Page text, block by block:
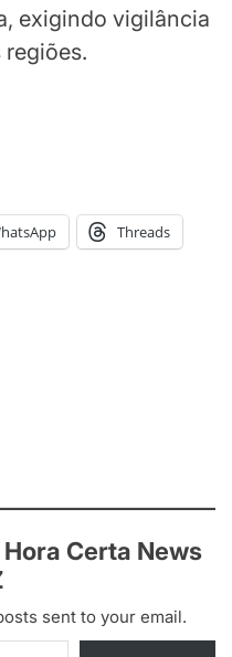
exigindo vigilância
regiões.
Threads
Certa News
sent to your email.